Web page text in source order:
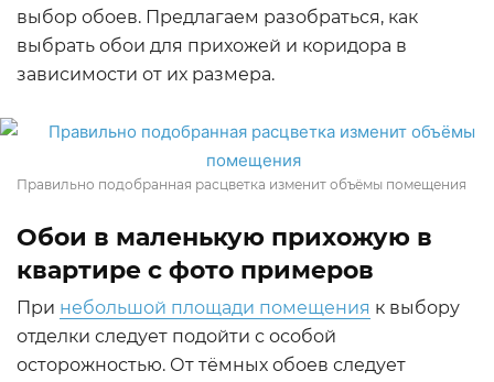
выбор обоев. Предлагаем разобраться, как
выбрать обои для прихожей и коридора в
зависимости от их размера.
Правильно подобранная расцветка изменит объёмы помещения
Обои в маленькую прихожую в
квартире с фото примеров
При небольшой площади помещения к выбору
отделки следует подойти с особой
осторожностью. От тёмных обоев следует